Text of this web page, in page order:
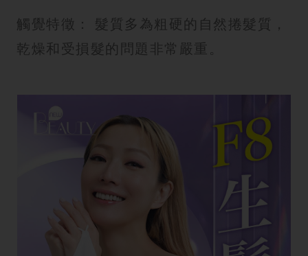
觸覺特徵： 髮質多為粗硬的自然捲髮質，
乾燥和受損髮的問題非常嚴重。